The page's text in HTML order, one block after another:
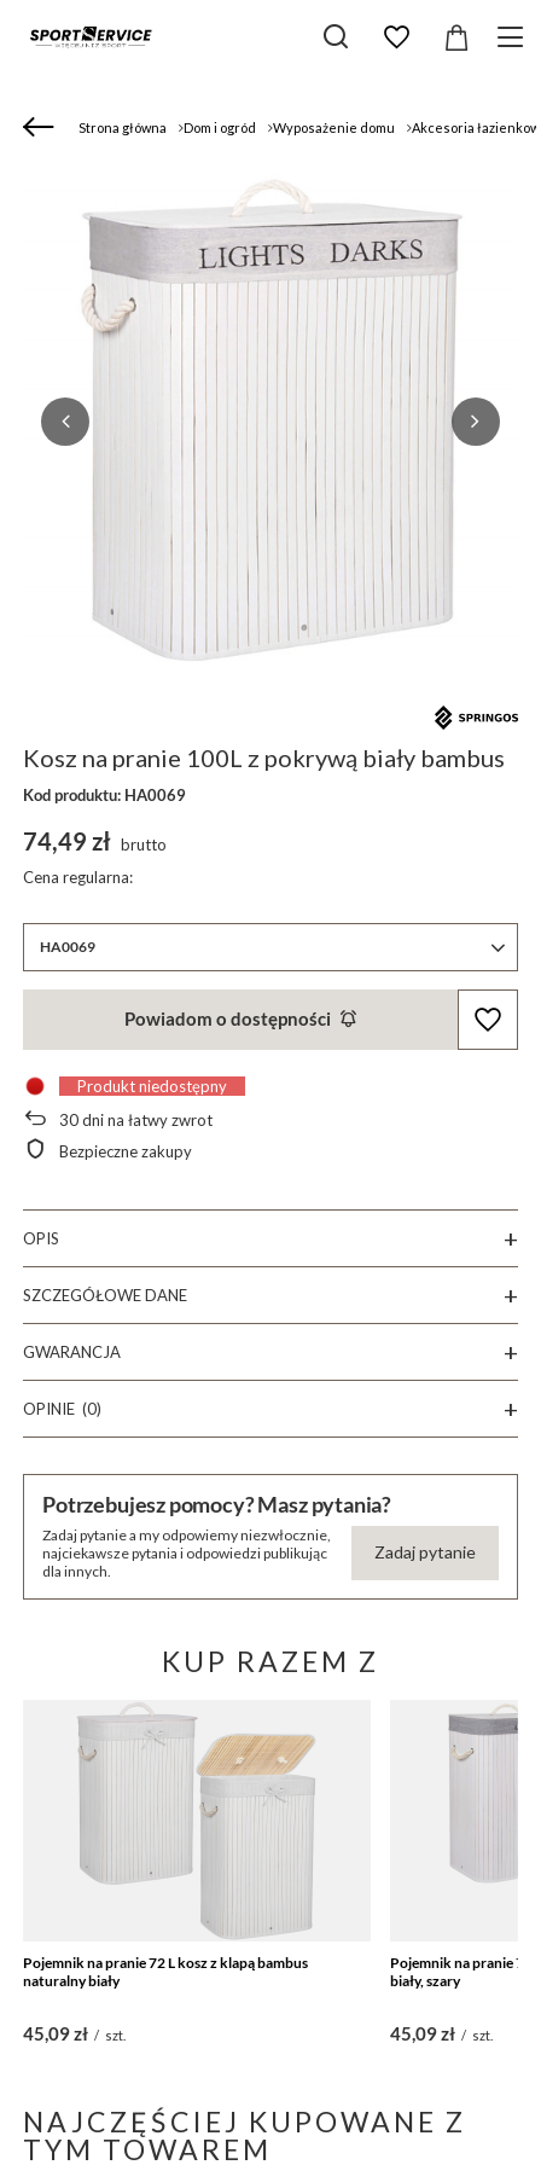
Strona główna Dom i ogród Wyposażenie domu Akcesoria
Kosz na pranie 100L z pokrywą biały bambus
Kod produktu: HA0069
HA0069
74,49 zł brutto
Cena regularna:
Powiadom o dostępności
Produkt niedostępny
30dni na łatwy zwrot
Bezpieczne zakupy
OPIS
SZCZEGÓŁOWE DANE
GWARANCJA
OPINIE (0)
Potrzebujesz pomocy? Masz pytania?
Zadaj pytanie a my odpowiemy niezwłocznie,
najciekawsze pytania i odpowiedzi publikując
dla innych.
Zadaj pytanie
KUP RAZEM Z
Pojemnik na pranie 72 L kosz z klapą bambus
naturalny biały
45,09 zł / szt.
Pojemnik na pranie
biały, szary
45,09 zł / szt.
NAJCZĘŚCIEJ KUPOWANE Z
TYM TOWAREM